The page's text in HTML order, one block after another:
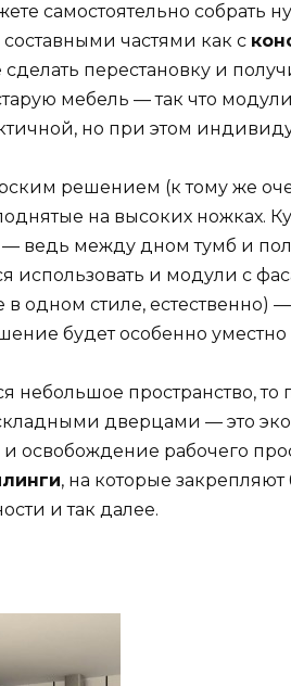
самостоятельно
составными частями как с
перестановку и
мебель — так что
но при этом
решением (к тому же
на высоких ножках.
ведь между дном тумб и
использовать и модули с
одном стиле, естественно)
будет особенно
небольшое пространство,
дверцами — это
освобождение рабочего
, на которые
и так далее.